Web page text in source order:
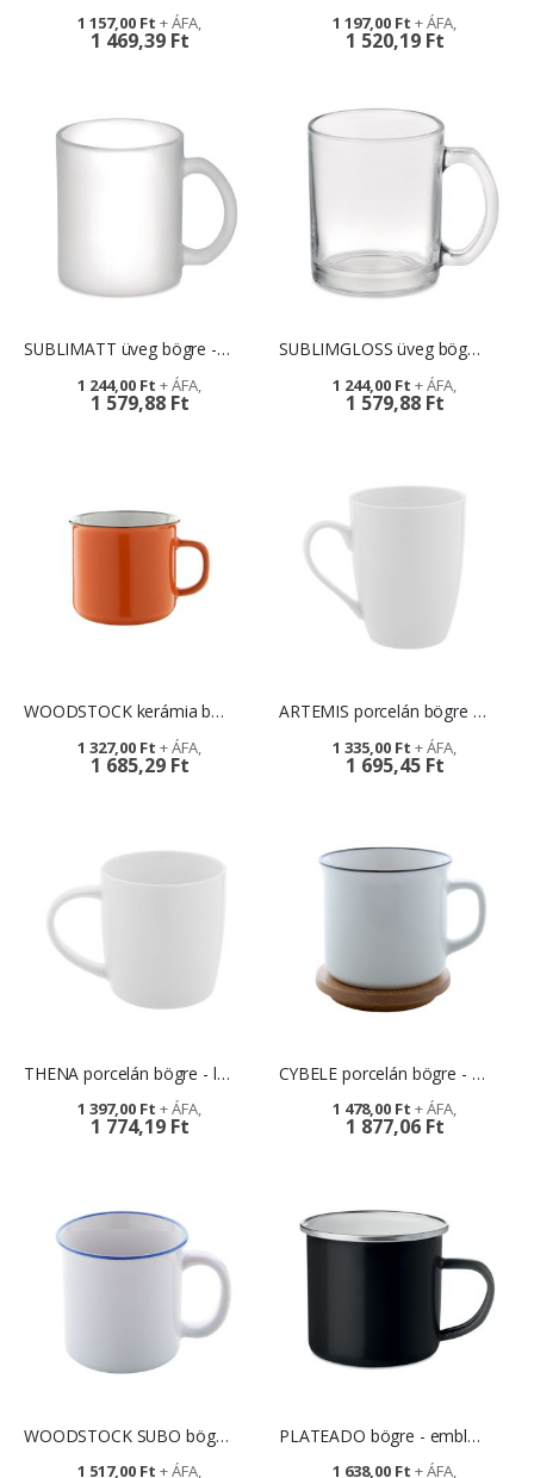
1 469,39 Ft
1 157,00 Ft
1 520,19 Ft
1 197,00 Ft
SUBLIMATT üveg bögre - ajándékötlet cégeknek
1 579,88 Ft
1 244,00 Ft
SUBLIMGLOSS üveg bögre - céges ajándék
1 579,88 Ft
1 244,00 Ft
WOODSTOCK kerámia bögre - céges ajándék
1 685,29 Ft
1 327,00 Ft
ARTEMIS porcelán bögre - ajándék ügyfeleknek
1 695,45 Ft
1 335,00 Ft
THENA porcelán bögre - logózható ajándék
1 774,19 Ft
1 397,00 Ft
CYBELE porcelán bögre - öko ajándék
1 877,06 Ft
1 478,00 Ft
WOODSTOCK SUBO bögre - ajándékötlet konferenciára
1 517,00 Ft
PLATEADO bögre - emblémázható reklámajándék
1 638,00 Ft